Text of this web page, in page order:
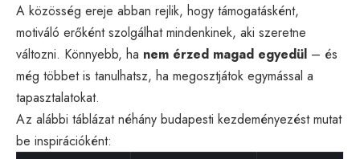
A közösség ereje abban rejlik, hogy támogatásként,
motiváló erőként szolgálhat mindenkinek, aki szeretne
változni. Könnyebb, ha nem érzed magad egyedül – és
még többet is tanulhatsz, ha megosztjátok egymással a
tapasztalatokat.
Az alábbi táblázat néhány budapesti kezdeményezést mutat
be inspirációként: